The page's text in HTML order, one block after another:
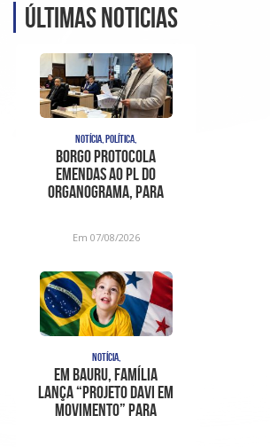
Últimas noticias
NOTÍCIA, POLÍTICA,
Borgo protocola
emendas ao PL do
organograma, para
apont
Em 07/08/2026
NOTÍCIA,
Em Bauru, família
lança “Projeto Davi em
Movimento” para